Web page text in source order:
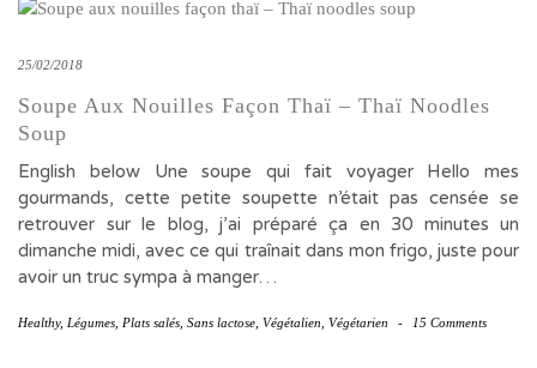
25/02/2018
Soupe Aux Nouilles Façon Thaï – Thaï Noodles
Soup
English below Une soupe qui fait voyager Hello mes
gourmands, cette petite soupette n’était pas censée se
retrouver sur le blog, j’ai préparé ça en 30 minutes un
dimanche midi, avec ce qui traînait dans mon frigo, juste pour
avoir un truc sympa à manger…
Healthy, Légumes Plats salés Sans lactose Végétalien Végétarien - 15 Comments